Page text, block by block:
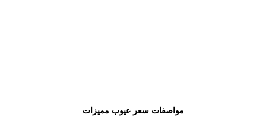
مواصفات سعر عيوب مميزات